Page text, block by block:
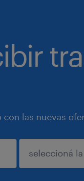
las nuevas